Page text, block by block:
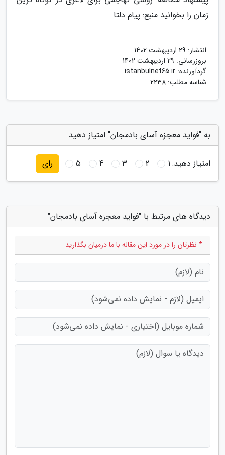
زمان را بخوانید.منبع: پیام دلتا
انتشار: 29 اردیبهشت 1402
بروزرسانی: 29 اردیبهشت 1402
گردآورنده: istanbulnet65.ir
شناسه مطلب: 2238
به "فواید معجزه آسای بادمجان" امتیاز دهید
امتیاز دهید:1
2
3
4
5 رای
دیدگاه های مرتبط با "فواید معجزه آسای بادمجان"
* نظرتان را در مورد این مقاله با ما درمیان بگذارید